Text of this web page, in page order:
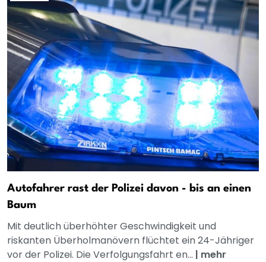
Autofahrer rast der Polizei davon - bis an einen
Baum
Mit deutlich überhöhter Geschwindigkeit und
riskanten Überholmanövern flüchtet ein 24-Jähriger
vor der Polizei. Die Verfolgungsfahrt en... | mehr